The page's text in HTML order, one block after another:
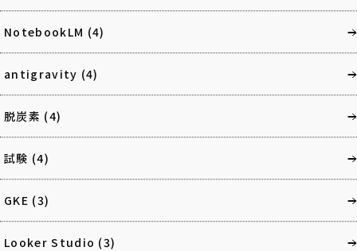
NotebookLM (4)
antigravity (4)
脱炭素 (4)
試験 (4)
GKE (3)
Looker Studio (3)